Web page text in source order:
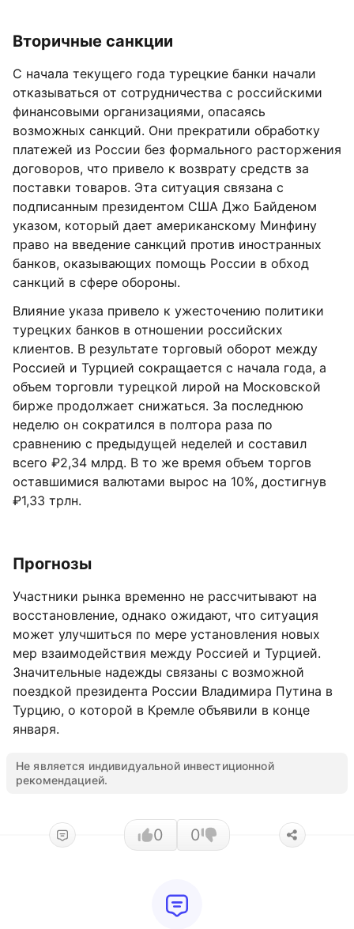
Вторичные санкции
С начала текущего года турецкие банки начали
отказываться от сотрудничества с российскими
финансовыми организациями, опасаясь
возможных санкций. Они прекратили обработку
платежей из России без формального расторжения
договоров, что привело к возврату средств за
поставки товаров. Эта ситуация связана с
подписанным президентом США Джо Байденом
указом, который дает американскому Минфину
право на введение санкций против иностранных
банков, оказывающих помощь России в обход
санкций в сфере обороны.
Влияние указа привело к ужесточению политики
турецких банков в отношении российских
клиентов. В результате торговый оборот между
Россией и Турцией сокращается с начала года, а
объем торговли турецкой лирой на Московской
бирже продолжает снижаться. За последнюю
неделю он сократился в полтора раза по
сравнению с предыдущей неделей и составил
всего ₽2,34 млрд. В то же время объем торгов
оставшимися валютами вырос на 10%, достигнув
₽1,33 трлн.
Прогнозы
Участники рынка временно не рассчитывают на
восстановление, однако ожидают, что ситуация
может улучшиться по мере установления новых
мер взаимодействия между Россией и Турцией.
Значительные надежды связаны с возможной
поездкой президента России Владимира Путина в
Турцию, о которой в Кремле объявили в конце
января.
Не является индивидуальной инвестиционной
рекомендацией.
0 0